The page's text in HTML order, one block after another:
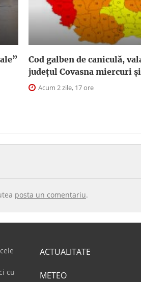
Cod galben de caniculă,
judeţul Covasna miercuri
Acum 2 zile, 17 ore
posta un comentariu.
cu
ACTUALITATE
METEO